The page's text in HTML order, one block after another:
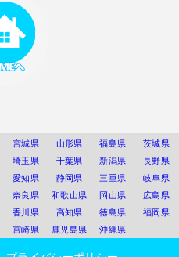
宮城県 山形県 福島県
茨城県
埼玉県 千葉県 新潟県
長野県
愛知県 静岡県 三重県
岐阜県
奈良県 和歌山県 岡山県
広島県
香川県 高知県 徳島県
福岡県
宮崎県 鹿児島県 沖縄県